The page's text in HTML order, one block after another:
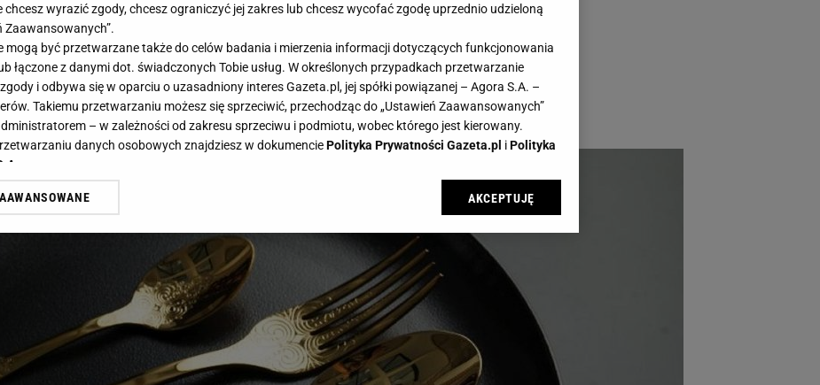
tkwi w szczegółach". Eleganckie sztućce potrafią zmienić zwykłe posiłki
Jeśli szukasz połączenia elegancji, jakości i funkcjonalności - mamy dla
Ekskluzywne zestawy sztućców obiadowych i kuchennych są teraz
-25%. Oferta obowiązuje w teminie 16.06 - 06.07.2025.
wyrazić zgody, chcesz ograniczyć jej zakres lub chcesz wycofać zgodę uprzednio udzieloną
Zaawansowanych”.
mogą być przetwarzane także do celów badania i mierzenia informacji dotyczących funkcjonowania
łączone z danymi dot. świadczonych Tobie usług. W określonych przypadkach przetwarzanie
i odbywa się w oparciu o uzasadniony interes Gazeta.pl, jej spółki powiązanej – Agora S.A. –
Takiemu przetwarzaniu możesz się sprzeciwić, przechodząc do „Ustawień Zaawansowanych”
– w zależności od zakresu sprzeciwu i podmiotu, wobec którego jest kierowany.
danych osobowych znajdziesz w dokumenciePolityka Prywatności Gazeta.pl iPolityka
wyrażasz też zgodę na zainstalowanie i przechowywanie plików cookie Gazeta.pl sp. z o.o., jej
wywołując narzędzie do zarządzania twoimi preferencjami dot. przetwarzania danych poprzez
prywatności ” w stopce serwisu i przechodząc do „Ustawień Zaawansowanych”. Zmiana ustawień
jest także za pomocą ustawień przeglądarki.
i Agora S.A. możemy przetwarzać dane osobowe w następujących celach:
geolokalizacyjnych. Aktywne skanowanie charakterystyki urządzenia do celów identyfikacji.
na urządzeniu lub dostęp do nich. Spersonalizowane reklamy i treści, pomiar reklam i treści,
usług.
Lista Zaufanych Partnerów
AKCEPTUJĘ